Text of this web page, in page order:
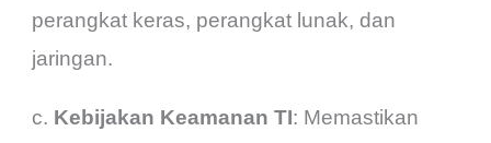
perangkat keras, perangkat lunak, dan
jaringan.
c. Kebijakan Keamanan TI: Memastikan